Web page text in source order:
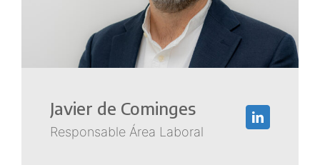
Javier de Cominges
Responsable Área Laboral